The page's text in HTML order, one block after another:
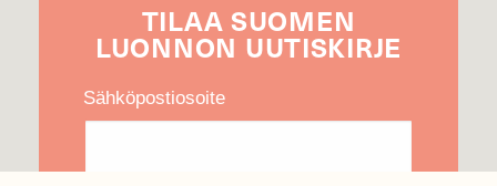
TILAA SUOMEN
LUONNON UUTIS­KIRJE
Sähköpostiosoite